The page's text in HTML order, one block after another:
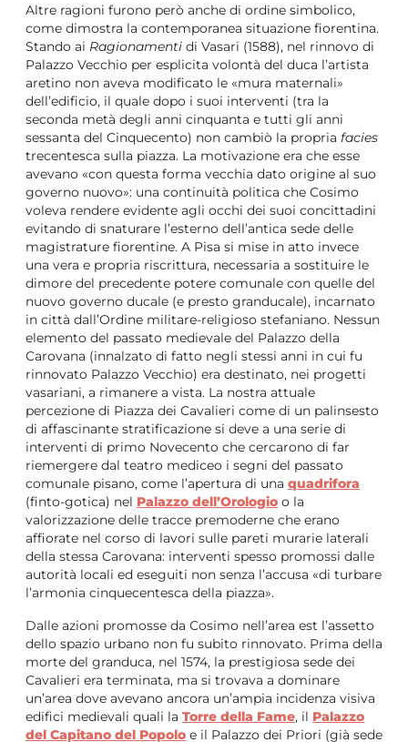
Altre ragioni furono però anche di ordine simbolico,
come dimostra la contemporanea situazione fiorentina.
Stando ai Ragionamenti di Vasari (1588), nel rinnovo di
Palazzo Vecchio per esplicita volontà del duca l’artista
aretino non aveva modificato le «mura maternali»
dell’edificio, il quale dopo i suoi interventi (tra la
seconda metà degli anni cinquanta e tutti gli anni
sessanta del Cinquecento) non cambiò la propria facies
trecentesca sulla piazza. La motivazione era che esse
avevano «con questa forma vecchia dato origine al suo
governo nuovo»: una continuità politica che Cosimo
voleva rendere evidente agli occhi dei suoi concittadini
evitando di snaturare l’esterno dell’antica sede delle
magistrature fiorentine. A Pisa si mise in atto invece
una vera e propria riscrittura, necessaria a sostituire le
dimore del precedente potere comunale con quelle del
nuovo governo ducale (e presto granducale), incarnato
in città dall’Ordine militare-religioso stefaniano. Nessun
elemento del passato medievale del Palazzo della
Carovana (innalzato di fatto negli stessi anni in cui fu
rinnovato Palazzo Vecchio) era destinato, nei progetti
vasariani, a rimanere a vista. La nostra attuale
percezione di Piazza dei Cavalieri come di un palinsesto
di affascinante stratificazione si deve a una serie di
interventi di primo Novecento che cercarono di far
riemergere dal teatro mediceo i segni del passato
comunale pisano, come l’apertura di una quadrifora
(finto-gotica) nel Palazzo dell’Orologio o la
valorizzazione delle tracce premoderne che erano
affiorate nel corso di lavori sulle pareti murarie laterali
della stessa Carovana: interventi spesso promossi dalle
autorità locali ed eseguiti non senza l’accusa «di turbare
l’armonia cinquecentesca della piazza».
Dalle azioni promosse da Cosimo nell’area est l’assetto
dello spazio urbano non fu subito rinnovato. Prima della
morte del granduca, nel 1574, la prestigiosa sede dei
Cavalieri era terminata, ma si trovava a dominare
un’area dove avevano ancora un’ampia incidenza visiva
edifici medievali quali la Torre della Fame, il Palazzo
del Capitano del Popolo e il Palazzo dei Priori (già sede